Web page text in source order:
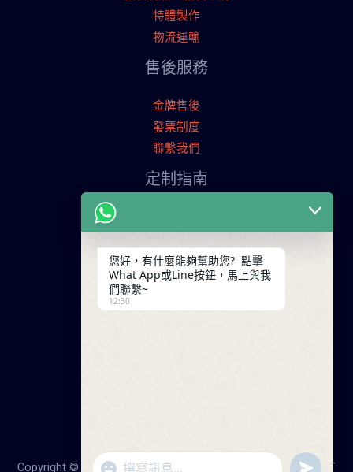
特體製作
物流運輸
售後服務
金牌售後
發票制度
聯繫我們
定制指南
交易條款
聯繫我們
Copyright © 2026 25年大陸成衣工廠，降低您的成本！服裝打
您好，有什麼能夠幫助您? 點擊
What App或Line按鈕，馬上與我
們聯繫~
12:30
"+chaty_settings.lang.emoji_picker+"